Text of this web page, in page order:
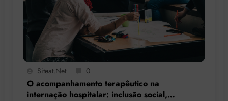
Siteat.net 0
O acompanhamento terapêutico na
internação hospitalar: inclusão social,